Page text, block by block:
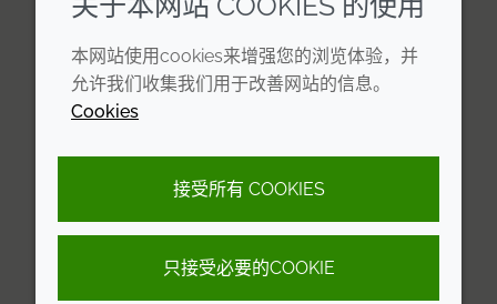
企业
年度报告
可持续发展报告
禾大集团
法律信息
条款和条件
隐私政策
可访问性声明
© 2026 Croda International Plc
本网站使用cookies来增强您的浏览体验，并
允许我们收集我们用于改善网站的信息。
Cookies
接受所有 COOKIES
只接受必要的COOKIE